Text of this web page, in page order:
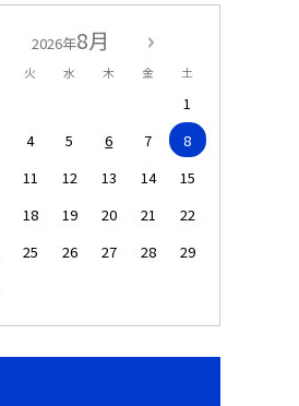
2026年8月
火 水 木 金 土
1
4 5 6 7
8
11 12 13 14
15
18 19 20 21
22
25 26 27 28
29